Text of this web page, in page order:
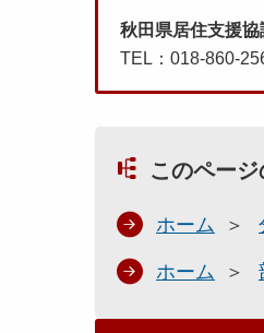
秋田県居住支援協
TEL：018-860-
このペー
ホーム
ホーム